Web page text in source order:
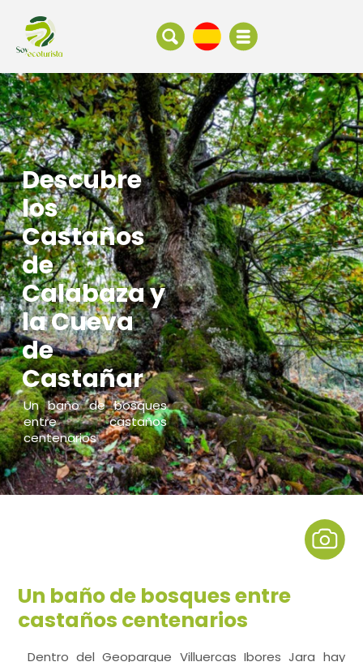
Descubre
los
Castaños
de
Calabaza y
la Cueva
de
Castañar
Un baño de bosques
entre castaños
centenarios
Un baño de bosques entre
castaños centenarios
Dentro del Geoparque Villuercas Ibores Jara hay